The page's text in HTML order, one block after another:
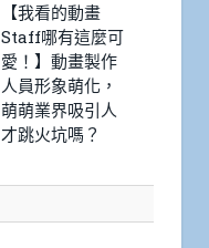
【我看的動畫
Staff哪有這麼可
愛！】動畫製作
人員形象萌化，
萌萌業界吸引人
才跳火坑嗎？